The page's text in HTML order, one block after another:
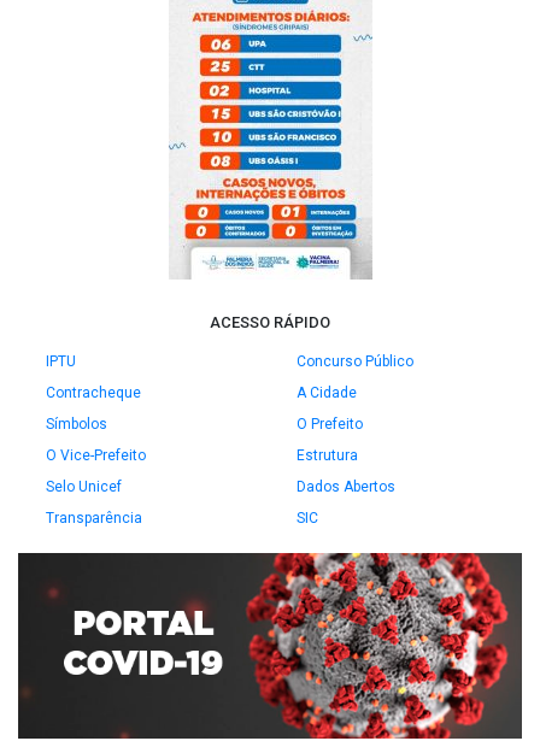
ACESSO RÁPIDO
IPTU
Concurso Público
Contracheque
A Cidade
Símbolos
O Prefeito
O Vice-Prefeito
Estrutura
Selo Unicef
Dados Abertos
Transparência
SIC